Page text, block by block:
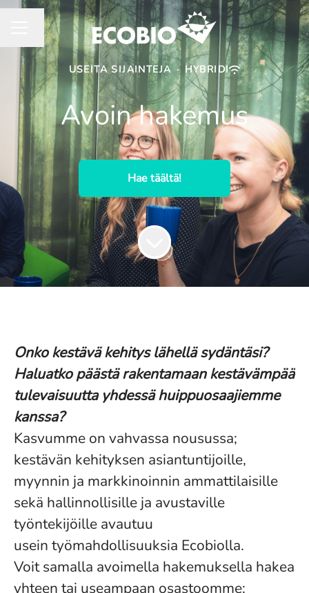
URAVALIKKO
Vaihda kieli
USEITA SIJAINTEJA · HYBRIDI
Avoin hakemus
Hae täältä!
Onko kestävä kehitys lähellä sydäntäsi?
Haluatko päästä rakentamaan kestävämpää
tulevaisuutta yhdessä huippuosaajiemme
kanssa?
Kasvumme on vahvassa nousussa;
kestävän kehityksen asiantuntijoille,
myynnin ja markkinoinnin ammattilaisille
sekä hallinnollisille ja avustaville
työntekijöille avautuu
usein työmahdollisuuksia Ecobiolla.
Voit samalla avoimella hakemuksella hakea
yhteen tai useampaan osastoomme: